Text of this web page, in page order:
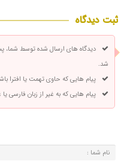
ثبت دیدگاه
دیدگاه های ارسال شده توسط شما،
شد.
پیام هایی که حاوی تهمت یا افترا
پیام هایی که به غیر از زبان فارسی